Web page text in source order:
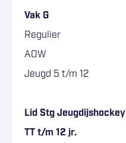
Vak G
Regulier
AOW
Jeugd 5 t/m 12
Lid Stg Jeugdijshockey
TT t/m 12 jr.